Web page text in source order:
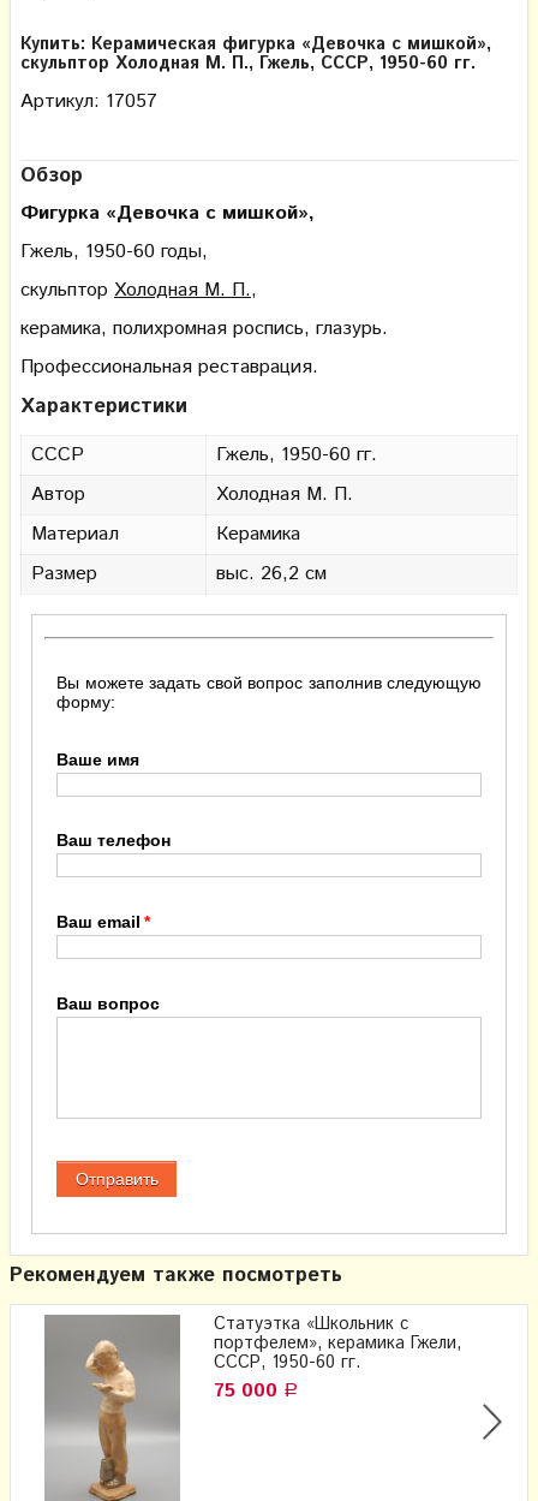
Купить: Керамическая фигурка «Девочка с мишкой»,
скульптор Холодная М. П., Гжель, СССР, 1950-60 гг.
Артикул: 17057
Обзор
Фигурка «Девочка с мишкой»,
Гжель, 1950-60 годы,
скульптор Холодная М. П.,
керамика, полихромная роспись, глазурь.
Профессиональная реставрация.
Характеристики
СССР
Гжель, 1950-60 гг.
Автор
Холодная М. П.
Материал
Керамика
Размер
выс. 26,2 см
Вы можете задать свой вопрос заполнив следующую
форму:
Ваше имя
Ваш телефон
Ваш email
Ваш вопрос
Рекомендуем также посмотреть
Статуэтка «Школьник с
портфелем», керамика Гжели,
СССР, 1950-60 гг.
75 000 Р